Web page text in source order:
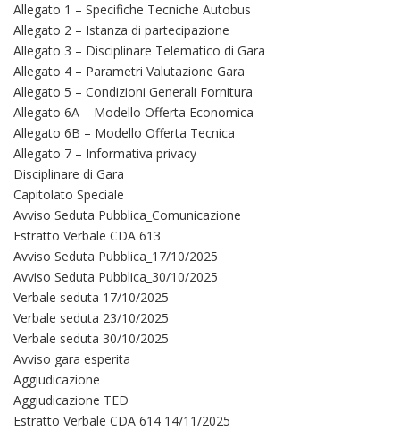
Allegato 1 – Specifiche Tecniche Autobus
Allegato 2 – Istanza di partecipazione
Allegato 3 – Disciplinare Telematico di Gara
Allegato 4 – Parametri Valutazione Gara
Allegato 5 – Condizioni Generali Fornitura
Allegato 6A – Modello Offerta Economica
Allegato 6B – Modello Offerta Tecnica
Allegato 7 – Informativa privacy
Disciplinare di Gara
Capitolato Speciale
Avviso Seduta Pubblica_Comunicazione
Estratto Verbale CDA 613
Avviso Seduta Pubblica_17/10/2025
Avviso Seduta Pubblica_30/10/2025
Verbale seduta 17/10/2025
Verbale seduta 23/10/2025
Verbale seduta 30/10/2025
Avviso gara esperita
Aggiudicazione
Aggiudicazione TED
Estratto Verbale CDA 614 14/11/2025